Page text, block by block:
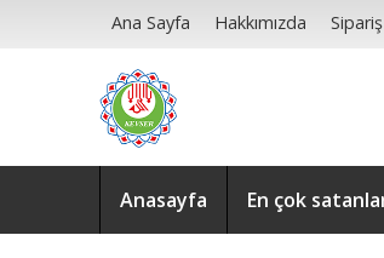
Ana Sayfa Hakkımızda
Anasayfa En çok